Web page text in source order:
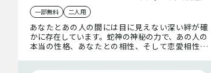
一部無料 二人用
あなたとあの人の間には目に見えない深い絆が確
かに存在しています。蛇神の神秘の力で、あの人の
本当の性格、あなたとの相性、そして恋愛相性、